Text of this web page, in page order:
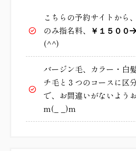
こちらの予約サイトから
のみ指名料、
￥１５００→
(^^)
バージン毛、カラー・白
チ毛と３つのコースに区
で、お間違いがないよう
m(_ _)m